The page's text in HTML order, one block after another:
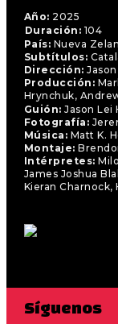
Año: 2025
Duración: 104
País: Nueva
Subtítulos:
Dirección:
Producción:
Hrynchuk,
Guión: Jason Lei
Fotografía:
Música: Matt K.
Montaje:
Intérpretes:
James Joshua
Kieran Charnock,
Síguenos